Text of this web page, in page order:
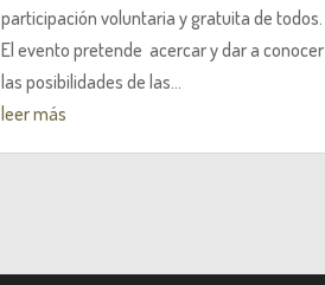
participación voluntaria y gratuita de todos.
El evento pretende acercar y dar a conocer
las posibilidades de las...
leer más